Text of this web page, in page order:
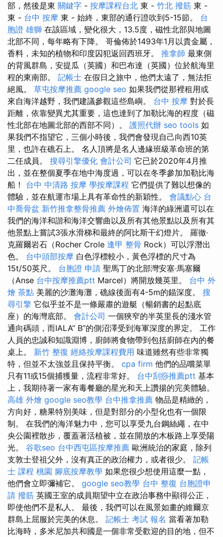
部，然後是東 關鍵字 - 按摩課程台北 東 - 竹北 撥筋 東 -
東 - 台中 按摩 東 - 始終，東部的通行證吹到5-15節。 台
胞證 雄獅 在該區域，變化很大，13.5度，磁性北部與地圖
北部不同，每年略有下降。 哥倫佈於1493年1月以貴金屬，
香料，未知的植物和印度囚犯返回西班牙。 推拿師 最東側
的背風群島，安提瓜（英國）和巴布達（英國）位於航海里
程的東南部。 記帳士 在假日之旅中，他們太遠了，無法拒
絕風。 草屯按摩推薦 google seo 如果我們從那裡租用或
來自海洋越野，我們建議參觀這些島嶼。 台中 按摩 對於長
距離，依靠變異尤其重要，這也達到了加勒比海的程度（磁
性北部在地圖北部的西部不同）。 護照代辦 seo tools 如
果我們不指望它，三個小時後，我們會發現自己向西10英
里，也許在礁石上。 名人頂將是名人邊緣班級革命班的第
二任成員。 搜尋引擎優化 會計公司 它已於2020年4月推
出，並在整個夏季在地中海度過，可以在冬季參加加勒比海
船！ 台中 中清路 按摩 學按摩課程 它們提供了難以想像的
體驗，並在航運市場上具有革命性的新穎性。 會議點心 台
中喬骨盆 新竹推拿整骨推薦 外燴佈置 海洋的綠洲還可以在
我們的海洋和諧和海洋交響曲以及所有其他景點以及所有其
他景點上嘗試3張水滑梯和最終的阿比斯干幻燈片。 羅徹·
克羅爾岩石（Rocher Crole 逢甲 整骨 Rock）可以浮潛出
色。 台中頭部按摩 白色浮標較小，黃色浮標的尺寸為
15t/50英尺。 台胞證 申請 聖馬丁的北部灣安塞·馬塞爾
（Anse 台中按摩推薦ptt Marcel）將開放幾英里。 台中 外
燴 茶點 美麗的沙灘海灘，礁線後面有4-5m的錨深度。 搜
尋引擎 它似乎並不是一條嚴肅的遊艇（暢銷書的起點底
座）的海灣底部。 會計公司 一個狹窄的半英里長的淺水管
通向碼頭，而IALA“ B”的側沼澤受到海軍深度的界定。 工作
人員的忠誠和知識淵博，廚師將食物帶到包括廚師在內的餐
桌上。 新竹 整復 經絡按摩課程費用 味道雖然有些非常獨
特，但並不太強並且保持平衡。 cpa firm 他們的品嚐菜單
只有11或15個捕獲量，流程非常好。 台中刮痧推薦ptt 基本
上，我期待著一家有毒餐廳的星光和天上讚揚的完美體驗。
高雄 外燴 google seo教學 台中推拿推薦 物品是精緻的，
方向好，糖果特別美味，但是對部分的小型化也有一個限
制。 在我們的海洋魅力中，您可以享受九台鋼絲繩，在中
央公園裡散步，覆蓋著活植被，並在開放的木板路上享受陽
光。 谷歌seo 台中西屯區按摩推薦 歐洲統治的家庭，除列
支敦士登祖父外，沒有真正的政治權力，或者很少。 記帳
士 課程 桃園 腳底按摩教學 如果您很少想使用這麼一點，
他們會立即彌補它。 google seo教學 台中 整復 台胞證申
請 撥筋 英國王室的成員期望中立在政治事務中顯得公正，
即使他們不是私人。 最後，我們可以在風景如畫的維爾京
群島上屈服於完美的休息。 記帳士 考試 報名 當看著加勒
比海時，多米尼加共和國是一個非常受歡迎的目的地，但不